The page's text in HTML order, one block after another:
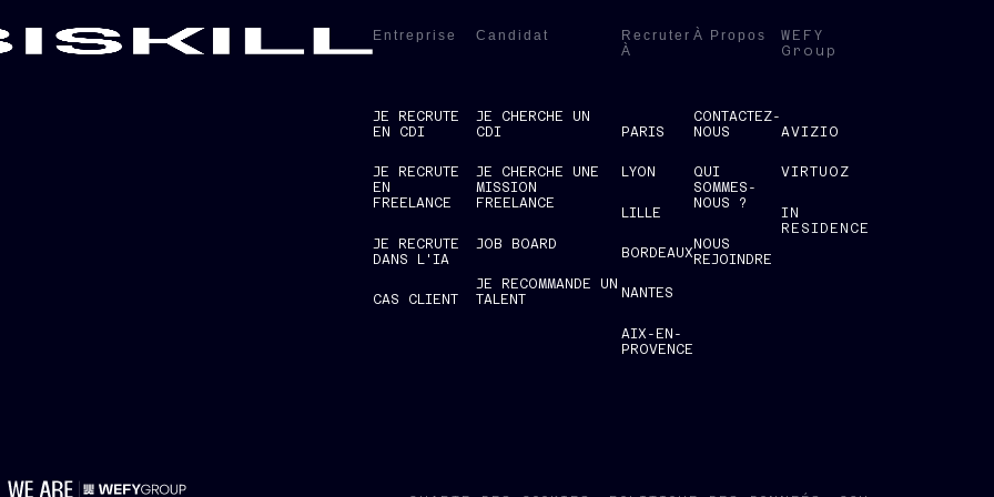
Entreprise
JE RECRUTE
EN CDI
JE RECRUTE
EN
FREELANCE
JE RECRUTE
DANS L'IA
CAS CLIENT
Candidat
JE CHERCHE UN
CDI
JE CHERCHE UNE
MISSION
FREELANCE
JOB BOARD
JE RECOMMANDE UN
TALENT
Recruter
À
PARIS
LYON
LILLE
BORDEAUX
NANTES
AIX-EN-
PROVENCE
À Propos
CONTACTEZ-
NOUS
QUI
SOMMES-
NOUS ?
NOUS
REJOINDRE
WEFY
Group
AVIZIO
VIRTUOZ
IN
RESIDENCE